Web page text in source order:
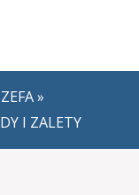
»
I ZALETY